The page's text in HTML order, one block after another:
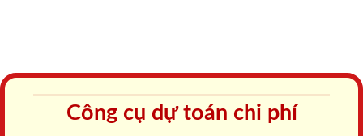
Công cụ dự toán chi phí